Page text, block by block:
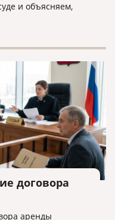
и объясняем,
договора
аренды